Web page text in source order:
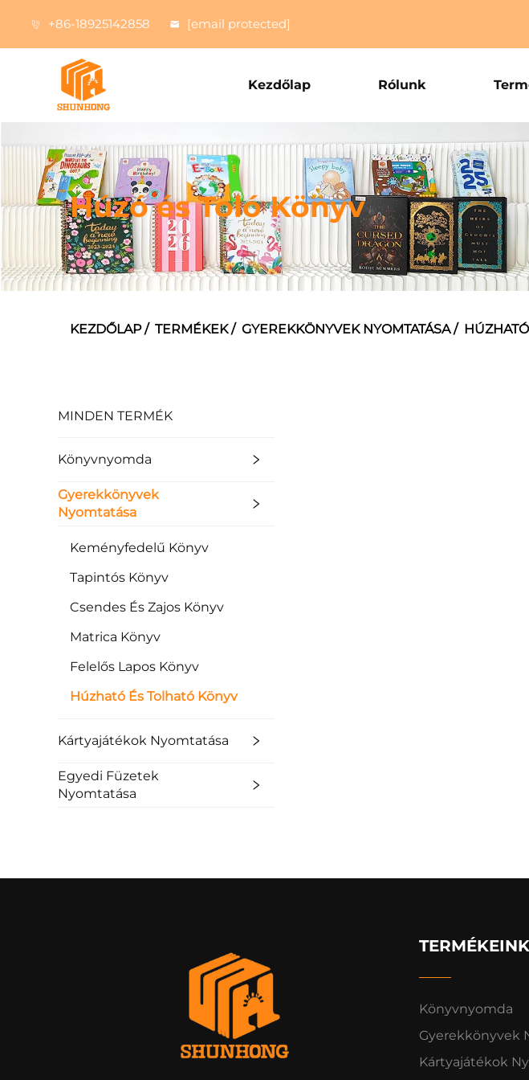
+86-18925142858 [email protected]
Kezdőlap Rólunk
Húzó és Toló Könyv
KEZDŐLAP/ TERMÉKEK/ GYEREKKÖNYVEK NYOMTATÁSA/
MINDEN TERMÉK
Könyvnyomda
Gyerekkönyvek
Nyomtatása
Keményfedelű Könyv
Tapintós Könyv
Csendes És Zajos Könyv
Matrica Könyv
Felelős Lapos Könyv
Húzható És Tolható Könyv
Kártyajátékok Nyomtatása
Egyedi Füzetek
Nyomtatása
TERMÉKEINK
Könyvnyomda
Gyerekkönyvek
Kártyajátékok